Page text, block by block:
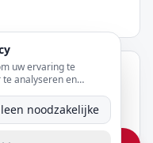
uw ervaring te
analyseren en
noodzakelijke